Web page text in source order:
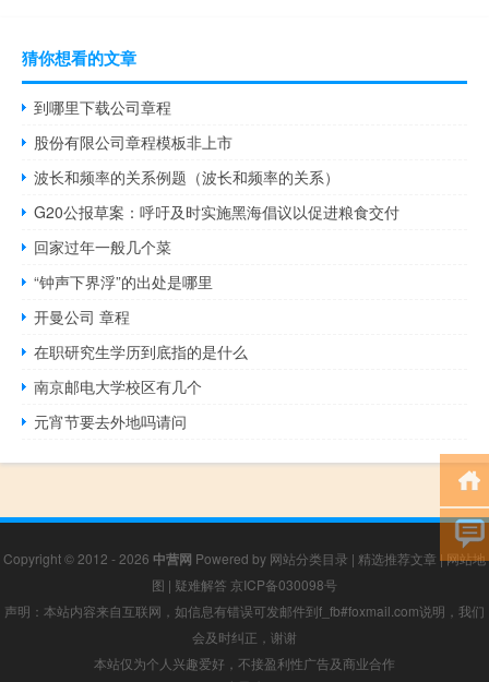
猜你想看的文章
到哪里下载公司章程
股份有限公司章程模板非上市
波长和频率的关系例题（波长和频率的关系）
G20公报草案：呼吁及时实施黑海倡议以促进粮食交付
回家过年一般几个菜
“钟声下界浮”的出处是哪里
开曼公司 章程
在职研究生学历到底指的是什么
南京邮电大学校区有几个
元宵节要去外地吗请问
Copyright © 2012 - 2026 中营网 Powered by 网站分类目录 | 精选推荐文章 |网站地
图 | 疑难解答 京ICP备030098号
声明：本站内容来自互联网，如信息有错误可发邮件到f_fb#foxmail.com说明，我们
会及时纠正，谢谢
本站仅为个人兴趣爱好，不接盈利性广告及商业合作